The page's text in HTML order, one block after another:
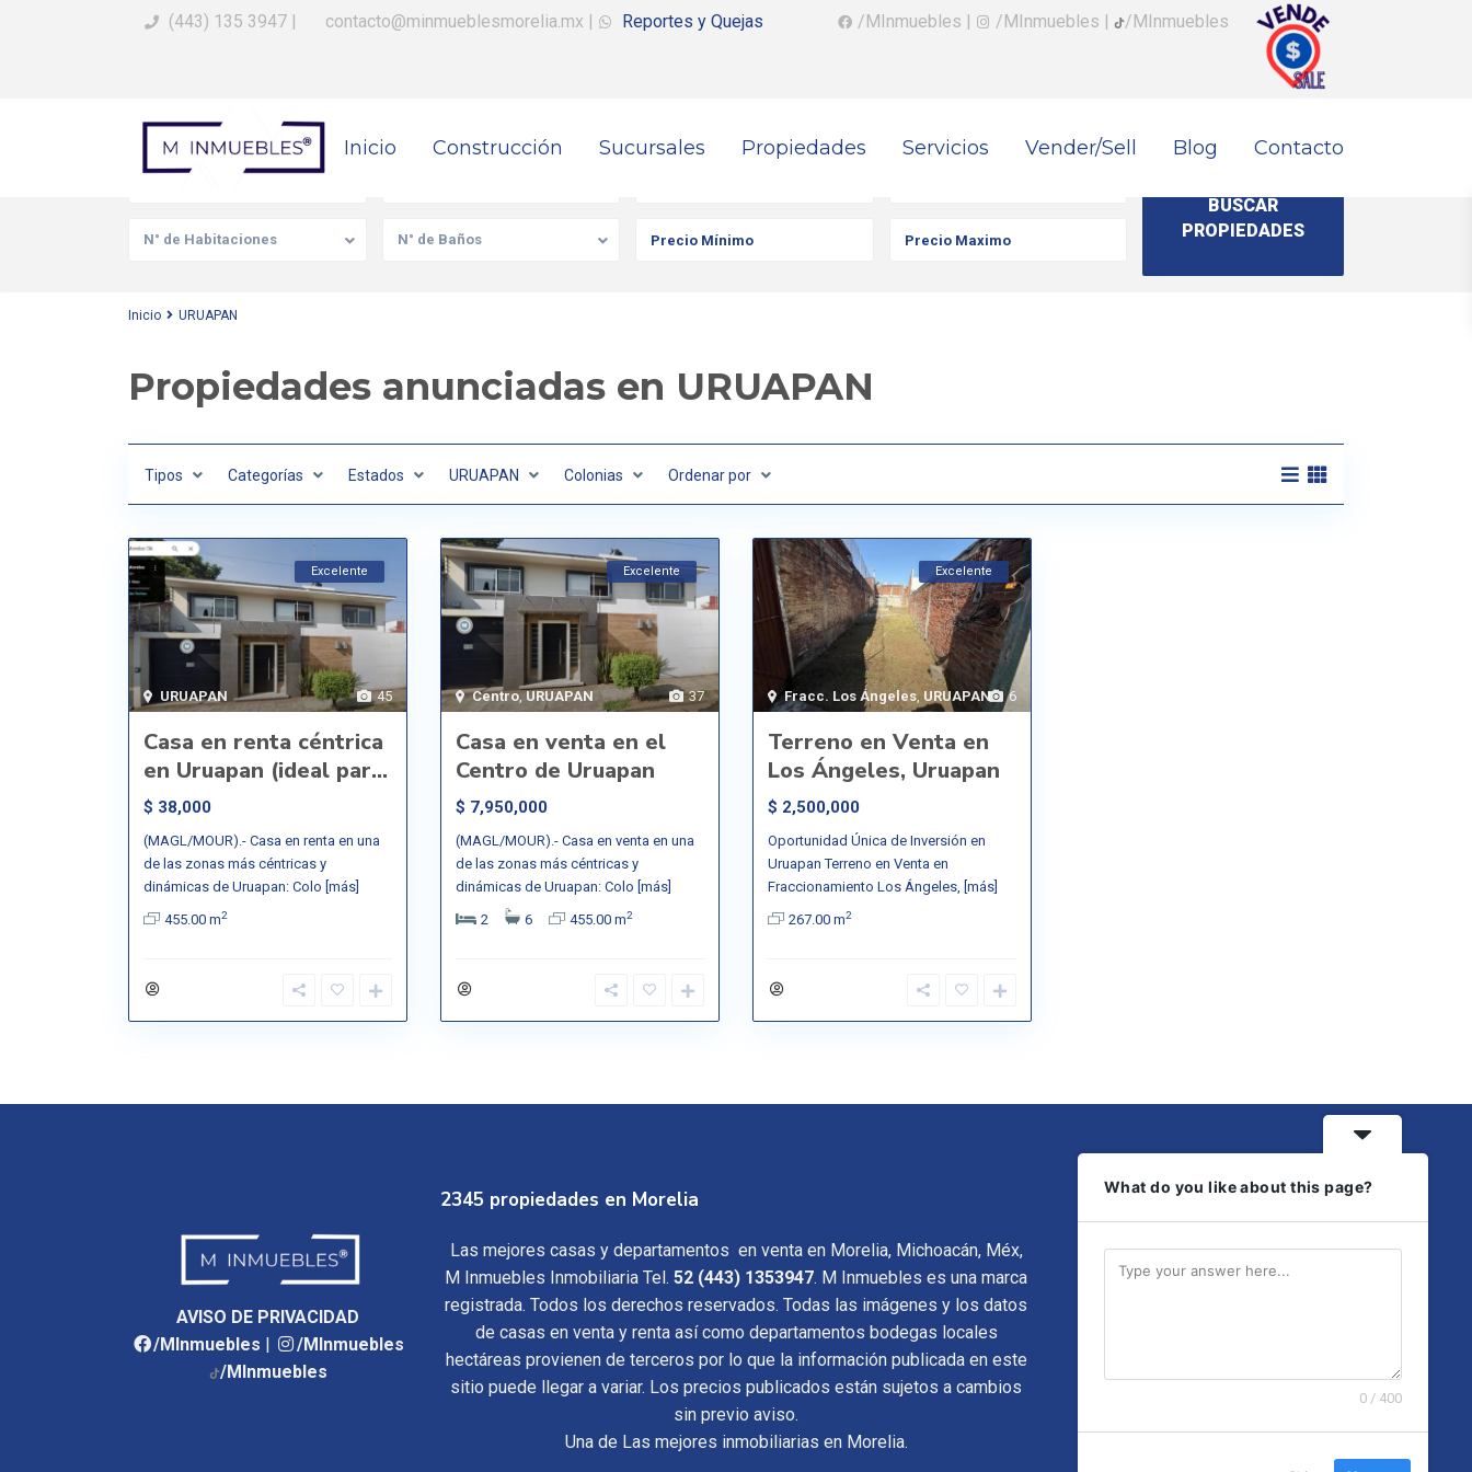
(443) 135 3947 | contacto@minmueblesmorelia.mx | Reportes y Quejas /MInmuebles | /MInmuebles | /MInmuebles
Inicio Construcción Sucursales Propiedades Servicios Vender/Sell Blog Contacto
Busca Tu Propiedad
N° de Habitaciones N° de Baños
Inicio URUAPAN
Propiedades anunciadas en URUAPAN
Tipos Categorías Estados URUAPAN Colonias Ordenar por
45
URUAPAN
Excelente
Casa en renta céntrica
en Uruapan (ideal par...
$ 38,000
(MAGL/MOUR).- Casa en renta en una
de las zonas más céntricas y
dinámicas de Uruapan: Colo [más]
455.00 m2
37
Centro,URUAPAN
Excelente
Casa en venta en el
Centro de Uruapan
$ 7,950,000
(MAGL/MOUR).- Casa en venta en una
de las zonas más céntricas y
dinámicas de Uruapan: Colo [más]
2
6 455.00 m2
6
Fracc. Los Ángeles, URUAPAN
Excelente
Terreno en Venta en
Los Ángeles, Uruapan
$ 2,500,000
Oportunidad Única de Inversión en
Uruapan Terreno en Venta en
Fraccionamiento Los Ángeles, [más]
267.00 m2
AVISO DE PRIVACIDAD
/MInmuebles |
/MInmuebles
/MInmuebles
2345 propiedades en Morelia
Las mejores casas y departamentos en venta en Morelia, Michoacán, Méx,
M Inmuebles Inmobiliaria Tel. 52 (443) 1353947. M Inmuebles es una marca
registrada. Todos los derechos reservados. Todas las imágenes y los datos
de casas en venta y renta así como departamentos bodegas locales
hectáreas provienen de terceros por lo que la información publicada en este
sitio puede llegar a variar. Los precios publicados están sujetos a cambios
sin previo aviso.
Una de Las mejores inmobiliarias en Morelia.
What do you like about this page?
0 / 400